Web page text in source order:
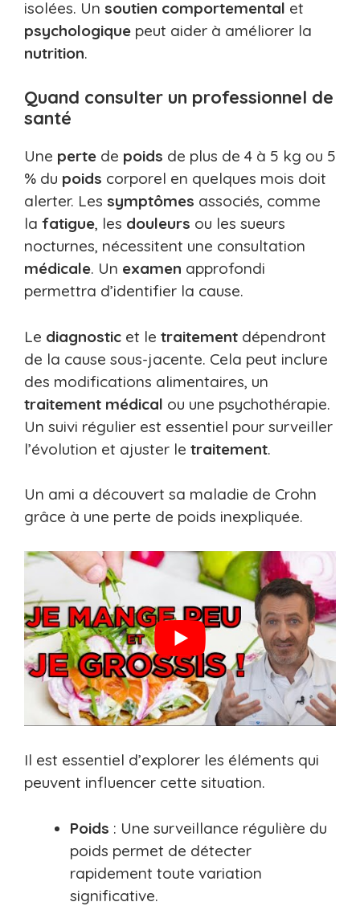
isolées. Un soutien comportemental et
psychologique peut aider à améliorer la
nutrition.
Quand consulter un professionnel de
santé
Une perte de poids de plus de 4 à 5 kg ou 5
% du poids corporel en quelques mois doit
alerter. Les symptômes associés, comme
la fatigue, les douleurs ou les sueurs
nocturnes, nécessitent une consultation
médicale. Un examen approfondi
permettra d’identifier la cause.
Le diagnostic et le traitement dépendront
de la cause sous-jacente. Cela peut inclure
des modifications alimentaires, un
traitement médical ou une psychothérapie.
Un suivi régulier est essentiel pour surveiller
l’évolution et ajuster le traitement.
Un ami a découvert sa maladie de Crohn
grâce à une perte de poids inexpliquée.
Il est essentiel d’explorer les éléments qui
peuvent influencer cette situation.
Poids : Une surveillance régulière du
poids permet de détecter
rapidement toute variation
significative.